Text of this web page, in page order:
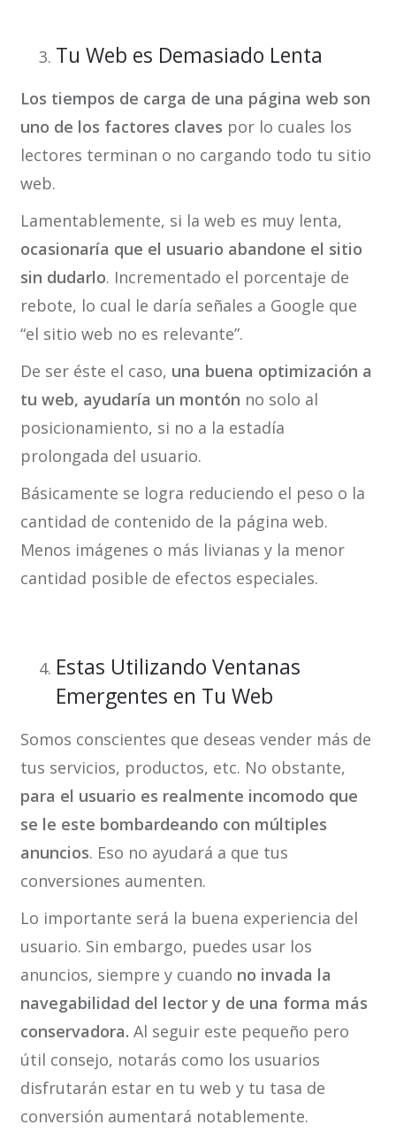
Tu Web es Demasiado Lenta
Los tiempos de carga de una página web son
uno de los factores claves por lo cuales los
lectores terminan o no cargando todo tu sitio
web.
Lamentablemente, si la web es muy lenta,
ocasionaría que el usuario abandone el sitio
sin dudarlo. Incrementado el porcentaje de
rebote, lo cual le daría señales a Google que
“el sitio web no es relevante”.
De ser éste el caso, una buena optimización a
tu web, ayudaría un montón no solo al
posicionamiento, si no a la estadía
prolongada del usuario.
Básicamente se logra reduciendo el peso o la
cantidad de contenido de la página web.
Menos imágenes o más livianas y la menor
cantidad posible de efectos especiales.
Estas Utilizando Ventanas
Emergentes en Tu Web
Somos conscientes que deseas vender más de
tus servicios, productos, etc. No obstante,
para el usuario es realmente incomodo que
se le este bombardeando con múltiples
anuncios. Eso no ayudará a que tus
conversiones aumenten.
Lo importante será la buena experiencia del
usuario. Sin embargo, puedes usar los
anuncios, siempre y cuando no invada la
navegabilidad del lector y de una forma más
conservadora. Al seguir este pequeño pero
útil consejo, notarás como los usuarios
disfrutarán estar en tu web y tu tasa de
conversión aumentará notablemente.